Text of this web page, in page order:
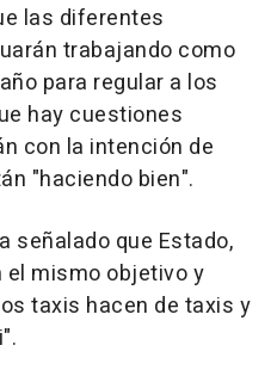
las diferentes
trabajando como
para regular a los
hay cuestiones
con la intención de
"haciendo bien".
señalado que Estado,
el mismo objetivo y
taxis hacen de taxis y